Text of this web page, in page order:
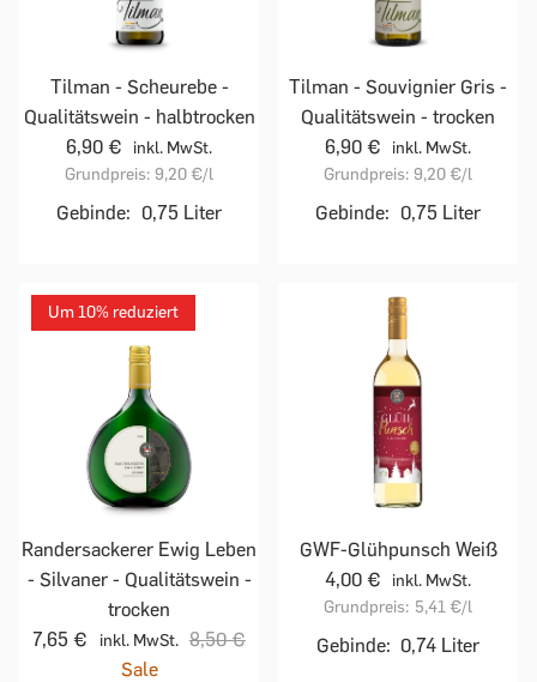
Tilman - Scheurebe -
Qualitätswein - halbtrocken
6,90 €
inkl. MwSt.
Grundpreis: 9,20 €/l
Gebinde: 0,75 Liter
Tilman - Souvignier Gris -
Qualitätswein - trocken
6,90 €
inkl. MwSt.
Grundpreis: 9,20 €/l
Gebinde: 0,75 Liter
Um 10% reduziert
Randersackerer Ewig Leben
- Silvaner - Qualitätswein -
trocken
7,65 €
inkl. MwSt. 8,50 €
Sale
GWF-Glühpunsch Weiß
4,00 €
inkl. MwSt.
Grundpreis: 5,41 €/l
Gebinde: 0,74 Liter